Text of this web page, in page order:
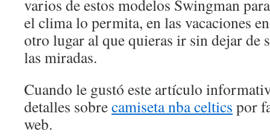
varios de estos modelos Swingman
el clima lo permita, en las vacaciones
otro lugar al que quieras ir sin dejar de
las miradas.
Cuando le gustó este artículo
detalles sobrecamiseta nba celtics por
web.